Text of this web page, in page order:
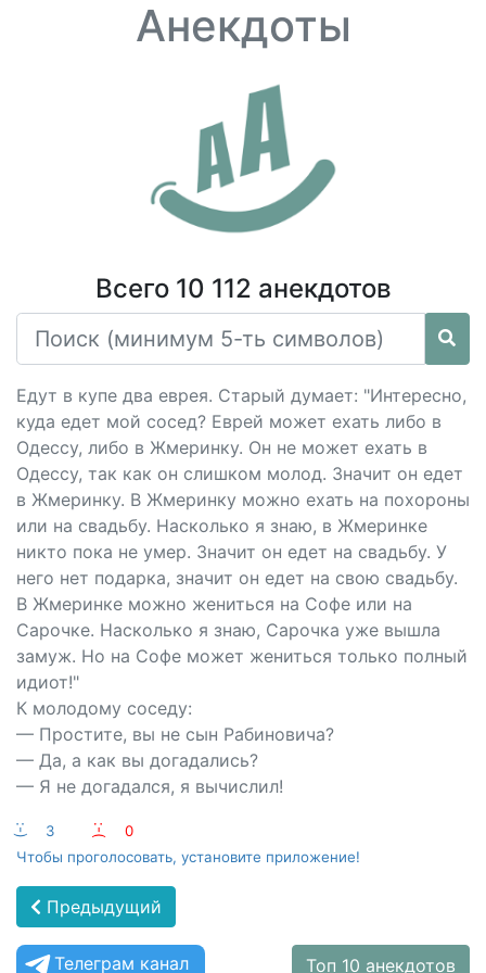
Анекдоты
Всего 10 112 анекдотов
Едут в купе два еврея. Старый думает: "Интересно,
куда едет мой сосед? Еврей может ехать либо в
Одессу, либо в Жмеринку. Он не может ехать в
Одессу, так как он слишком молод. Значит он едет
в Жмеринку. В Жмеринку можно ехать на похороны
или на свадьбу. Насколько я знаю, в Жмеринке
никто пока не умер. Значит он едет на свадьбу. У
него нет подарка, значит он едет на свою свадьбу.
В Жмеринке можно жениться на Софе или на
Сарочке. Насколько я знаю, Сарочка уже вышла
замуж. Но на Софе может жениться только полный
идиот!"
К молодому соседу:
— Простите, вы не сын Рабиновича?
— Да, а как вы догадались?
— Я не догадался, я вычислил!
:-) 3 :-(
0
Чтобы проголосовать, установите приложение!
Предыдущий
Телеграм канал Топ 10 анекдотов